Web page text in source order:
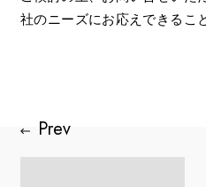
社のニーズにお応えできるこ